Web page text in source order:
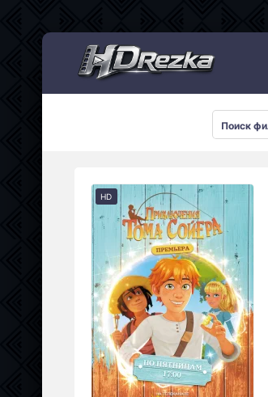
HD
Мультсериалы